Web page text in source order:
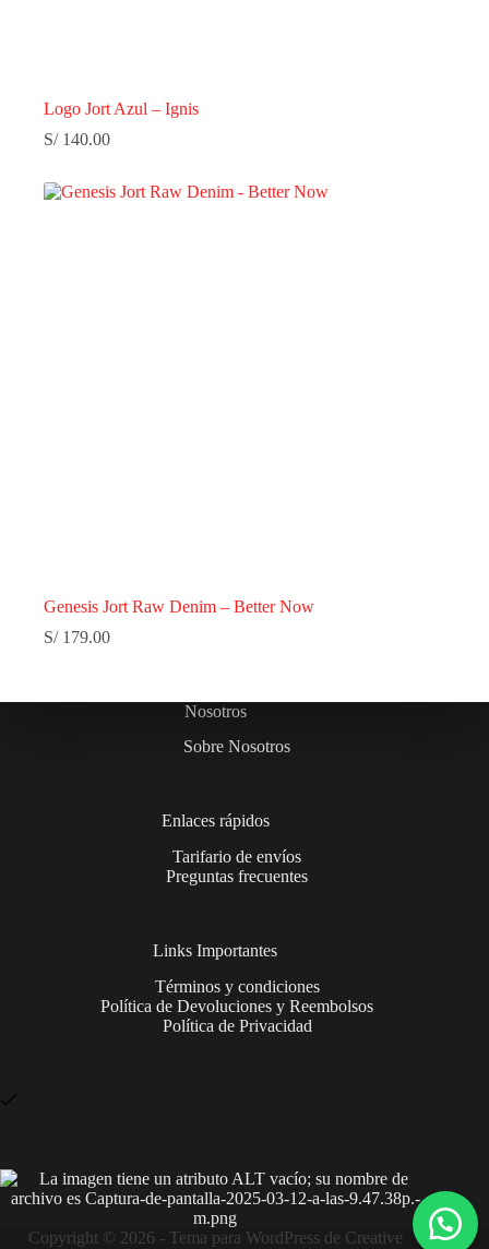
Logo Jort Azul – Ignis
S/140.00
Genesis Jort Raw Denim – Better Now
S/179.00
Nosotros
Sobre Nosotros
Enlaces rápidos
Tarifario de envíos
Preguntas frecuentes
Links Importantes
Términos y condiciones
Política de Devoluciones y Reembolsos
Política de Privacidad
Copyright © 2026 - Tema para WordPress de Creative